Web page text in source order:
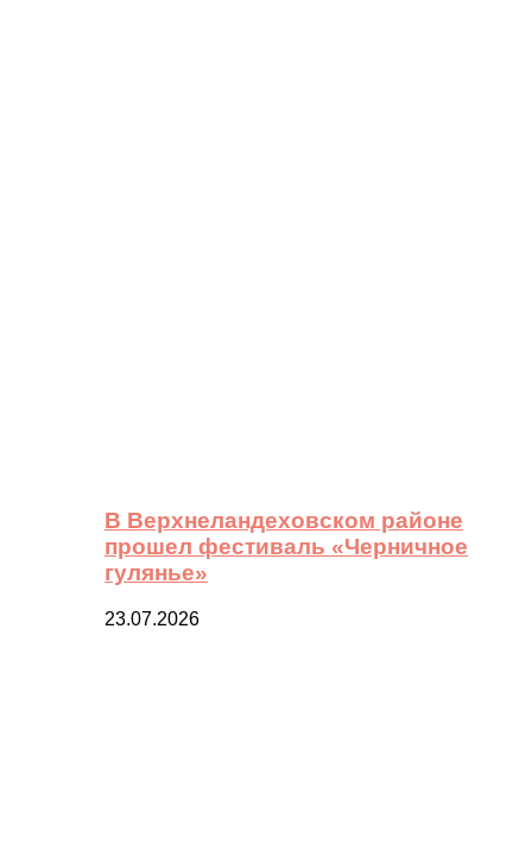
В Верхнеландеховском районе
прошел фестиваль «Черничное
гулянье»
23.07.2026